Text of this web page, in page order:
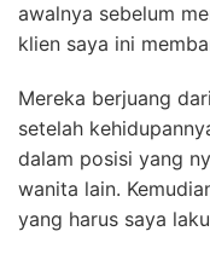
awalnya sebelum
klien saya ini
Mereka berjuang
setelah
dalam posisi yang
wanita lain.
yang harus saya